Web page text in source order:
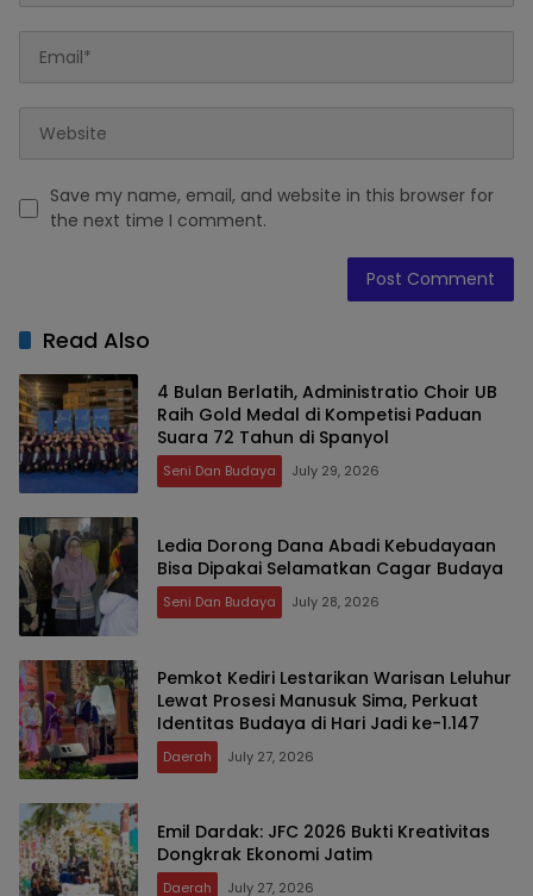
Save my name, email, and website in this browser for
the next time I comment.
Read Also
4 Bulan Berlatih, Administratio Choir UB
Raih Gold Medal di Kompetisi Paduan
Suara 72 Tahun di Spanyol
Seni Dan Budaya July 29, 2026
Ledia Dorong Dana Abadi Kebudayaan
Bisa Dipakai Selamatkan Cagar Budaya
Seni Dan Budaya July 28, 2026
Pemkot Kediri Lestarikan Warisan Leluhur
Lewat Prosesi Manusuk Sima, Perkuat
Identitas Budaya di Hari Jadi ke-1.147
Daerah July 27, 2026
Emil Dardak: JFC 2026 Bukti Kreativitas
Dongkrak Ekonomi Jatim
Daerah July 27, 2026